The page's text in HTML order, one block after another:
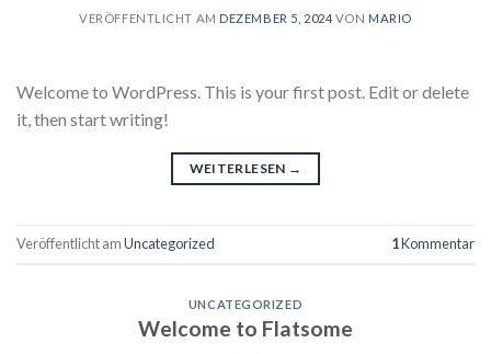
VERÖFFENTLICHT AM DEZEMBER 5, 2024 VON MARIO
Welcome to WordPress. This is your first post. Edit or delete
it, then start writing!
WEITERLESEN →
Veröffentlicht amUncategorized 1Kommentar
UNCATEGORIZED
Welcome to Flatsome